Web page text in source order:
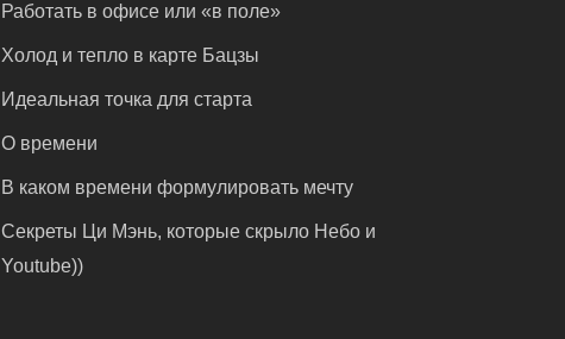
Работать в офисе или «в поле»
Холод и тепло в карте Бацзы
Идеальная точка для старта
О времени
В каком времени формулировать мечту
Секреты Ци Мэнь, которые скрыло Небо и
Youtube))